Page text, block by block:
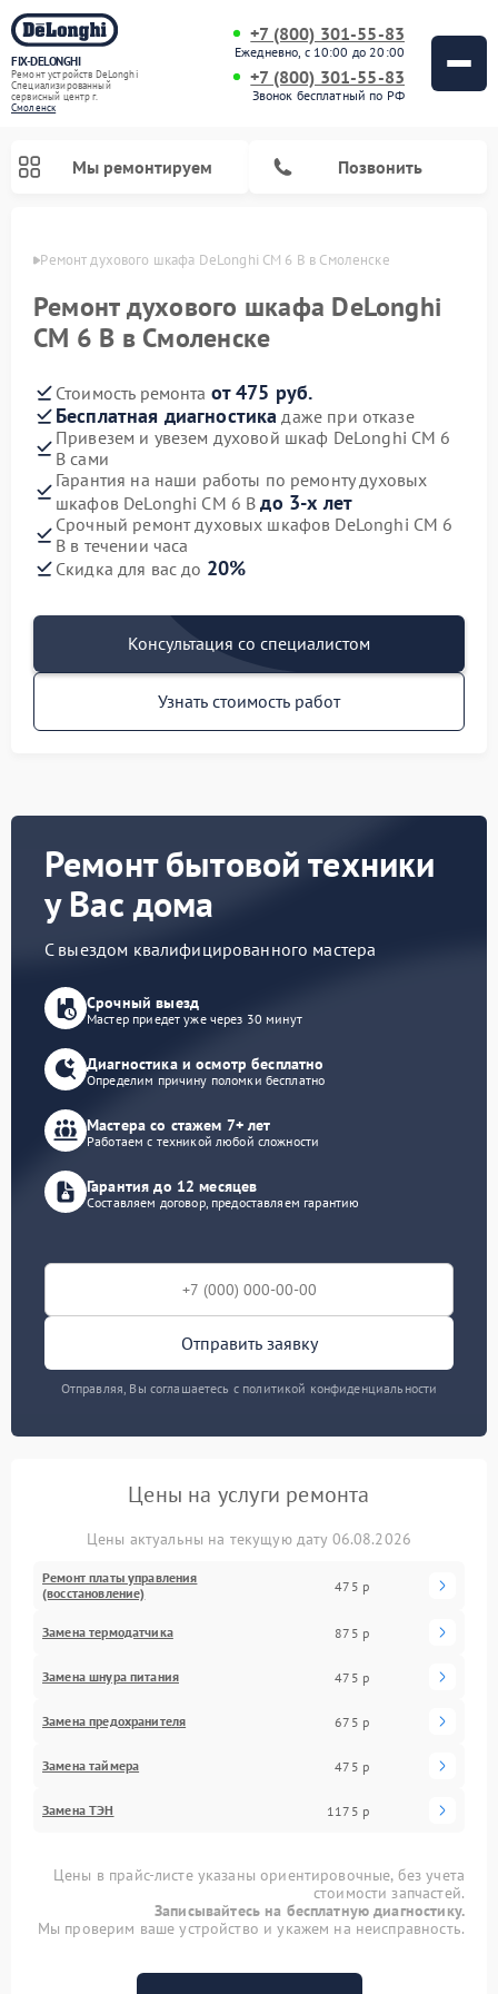
FIX-DELONGHI
Ремонт устройств DeLonghi
Специализированный
cервисный центр г.
Смоленск
+7 (800) 301-55-83
Ежедневно, с 10:00 до 20:00
+7 (800) 301-55-83
Звонок бесплатный по РФ
Мы ремонтируем Позвонить
Ремонт духового шкафа DeLonghi CM 6 B в Смоленске
Ремонт духового шкафа DeLonghi
CM 6 B в Смоленске
Стоимость ремонта от 475 руб.
Бесплатная диагностика даже при отказе
Привезем и увезем духовой шкаф DeLonghi CM 6
B сами
Гарантия на наши работы по ремонту духовых
шкафов DeLonghi CM 6 Bдо 3-х лет
Срочный ремонт духовых шкафов DeLonghi CM 6
B в течении часа
Скидка для вас до 20%
Консультация со специалистом
Узнать стоимость работ
Ремонт бытовой техники
у Вас дома
С выездом квалифицированного мастера
Срочный выезд
Мастер приедет уже через 30 минут
Диагностика и осмотр бесплатно
Определим причину поломки бесплатно
Мастера со стажем 7+ лет
Работаем с техникой любой сложности
Гарантия до 12 месяцев
Составляем договор, предоставляем гарантию
Отправить заявку
Отправляя, Вы соглашаетесь с политикой конфиденциальности
Цены на услуги ремонта
Цены актуальны на текущую дату 06.08.2026
Ремонт платы управления
(восстановление)
475 р
Замена термодатчика 875 р
Замена шнура питания 475 р
Замена предохранителя 675 р
Замена таймера 475 р
Замена ТЭН 1175 р
Цены в прайс-листе указаны ориентировочные, без учета
стоимости запчастей.
Записывайтесь на бесплатную диагностику.
Мы проверим ваше устройство и укажем на неисправность.